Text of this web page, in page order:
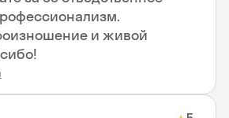
и живой